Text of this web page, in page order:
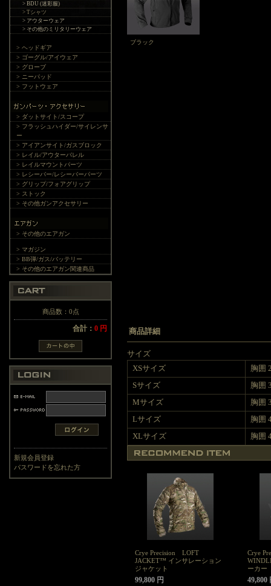
> BDU (迷彩服)
> Tシャツ
> アウターウェア
> その他のミリタリーウェア
> ヘッドギア
> ゴーグル/アイウェア
> グローブ
> ニーパッド
> フットウェア
> ダットサイト/スコープ
> フラッシュハイダー/サイレンサ
ー
> アイアンサイト/ガスブロック
> レイル/アウターバレル
> レイルマウントパーツ
> レシーバー/レシーバーパーツ
> グリップ/フォアグリップ
> ストック
> その他ガンアクセサリー
> その他のエアガン
> マガジン
> BB弾/ガス/バッテリー
> その他のエアガン関連商品
商品数：0点
合計： 0 円
新規会員登録
パスワードを忘れた方
ブラック
商品詳細
サイズ
XSサイズ
胸囲
Sサイズ
胸囲
Mサイズ
胸囲
Lサイズ
胸囲
XLサイズ
胸囲
Crye Precision LOFT
JACKET™ インサレーション
ジャケット
99,800 円
Crye
ーカー
49,800